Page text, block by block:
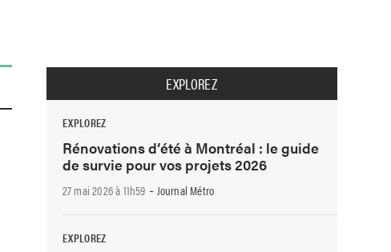
EXPLOREZ
EXPLOREZ
Rénovations d’été à Montréal : le guide
de survie pour vos projets 2026
27 mai 2026 à 11h59 -Journal Métro
EXPLOREZ